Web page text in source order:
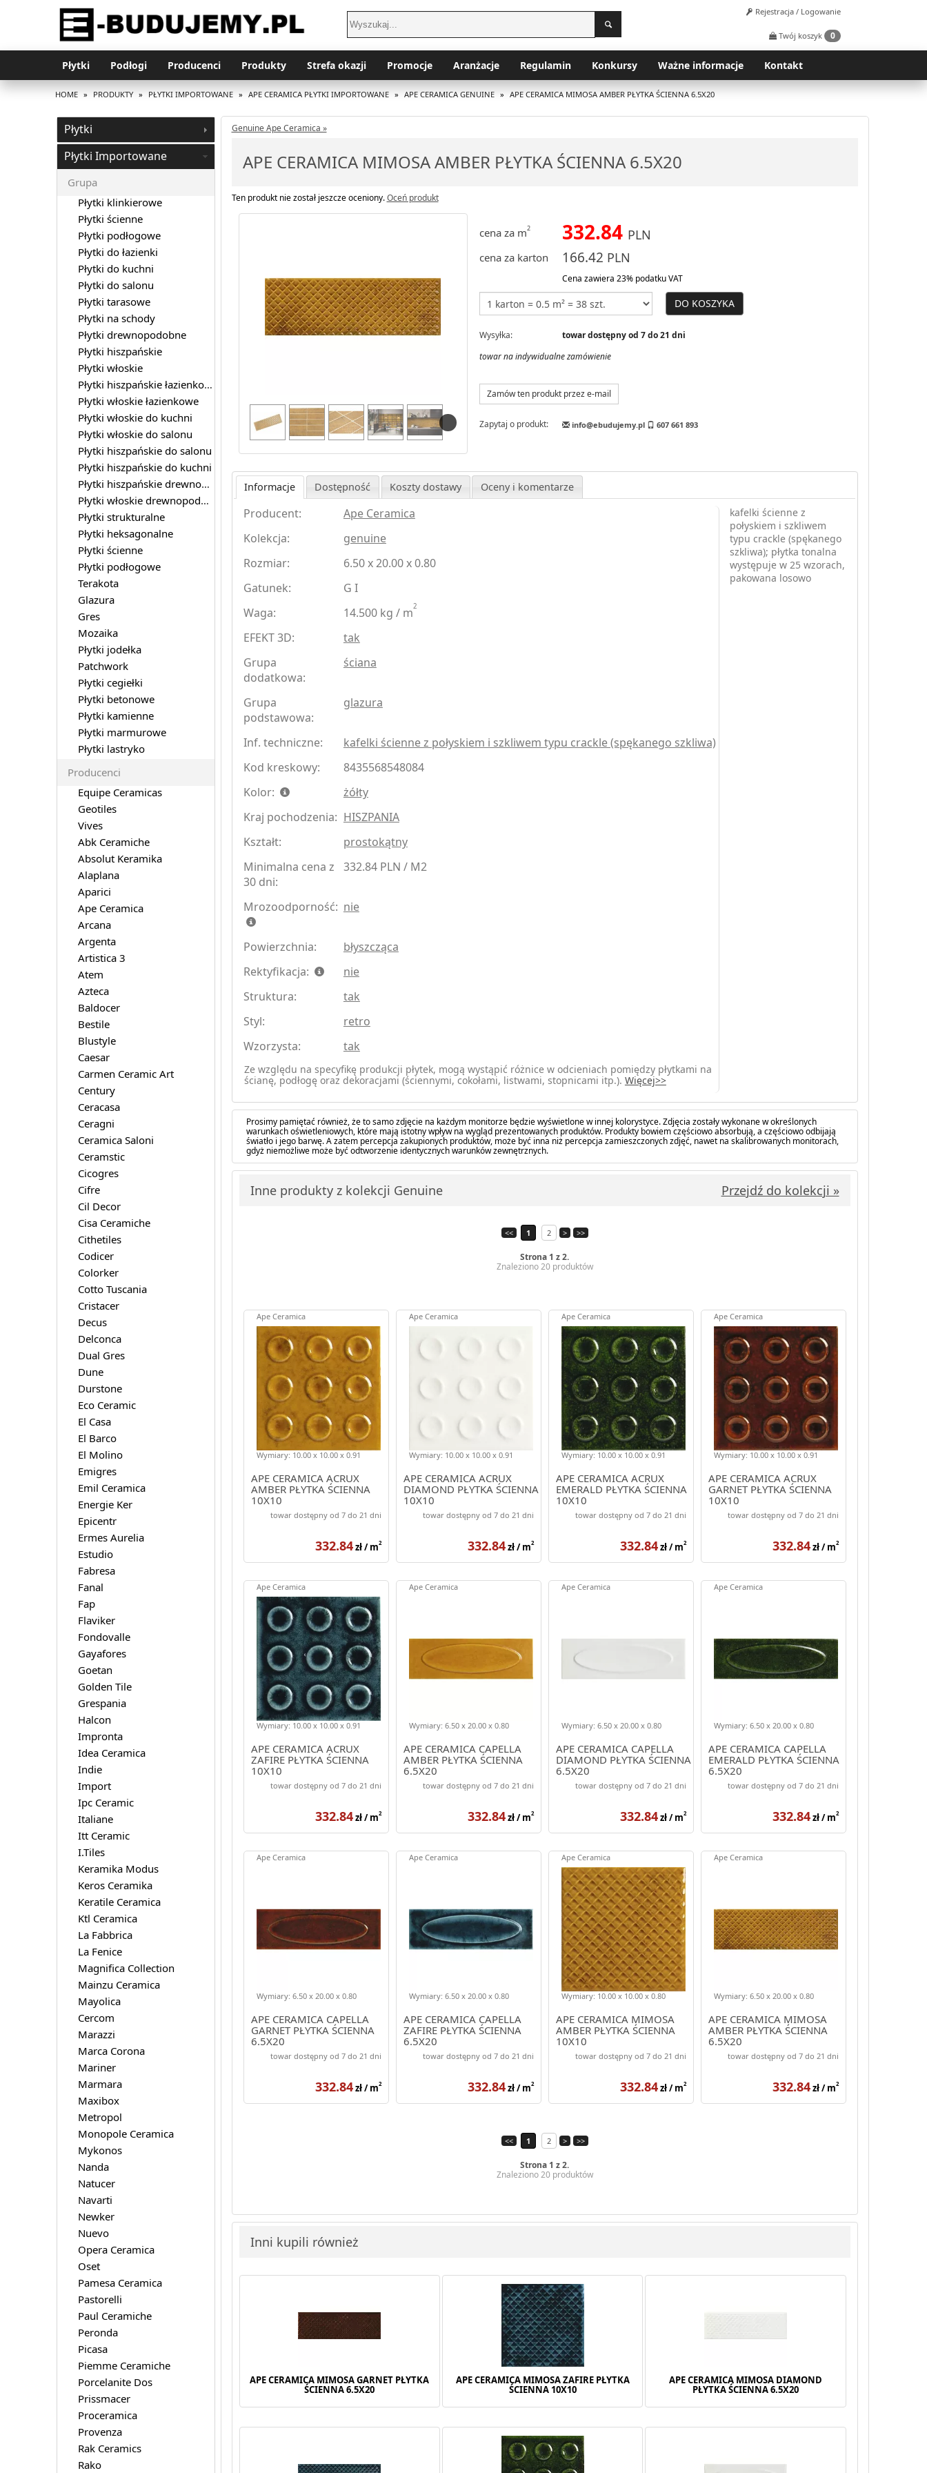
Rejestracja / Logowanie
Twój koszyk 0
Płytki Podłogi Producenci Produkty Strefa okazji Promocje Aranżacje Regulamin Konkursy Ważne informacje Kontakt
HOME » PRODUKTY » PŁYTKI IMPORTOWANE » APE CERAMICA PŁYTKI IMPORTOWANE » APE CERAMICA GENUINE » APE CERAMICA MIMOSA AMBER PŁYTKA ŚCIENNA 6.5X20
Genuine Ape Ceramica »
APE CERAMICA MIMOSA AMBER PŁYTKA ŚCIENNA 6.5X20
Ten produkt nie został jeszcze oceniony.Oceń produkt
cena za m2 332.84 PLN
cena za karton 166.42 PLN
Cena zawiera 23% podatku VAT
DO KOSZYKA
Wysyłka:
towar dostępny od 7 do 21 dni
towar na indywidualne zamówienie
Zamów ten produkt przez e-mail
Zapytaj o produkt: info@ebudujemy.pl 607 661 893
Informacje Dostępność Koszty dostawy Oceny i komentarze
Producent:
Ape Ceramica
Kolekcja:
genuine
Rozmiar:
6.50 x 20.00 x 0.80
Gatunek:
G I
Waga:
14.500 kg / m2
EFEKT 3D:
tak
Grupa
dodatkowa:
ściana
Grupa
podstawowa:
glazura
Inf. techniczne:
kafelki ścienne z połyskiem i szkliwem typu crackle (spękanego szkliwa)
Kod kreskowy:
8435568548084
Kolor:
żółty
Kraj pochodzenia: HISZPANIA
Kształt:
prostokątny
Minimalna cena z
30 dni:
332.84 PLN / M2
Mrozoodporność: nie
Powierzchnia:
błyszcząca
Rektyfikacja:
nie
Struktura:
tak
Styl:
retro
Wzorzysta:
tak
Ze względu na specyfikę produkcji płytek, mogą wystąpić różnice w odcieniach pomiędzy płytkami na
ścianę, podłogę oraz dekoracjami (ściennymi, cokołami, listwami, stopnicami itp.). Więcej>>
kafelki ścienne z
połyskiem i szkliwem
typu crackle (spękanego
szkliwa); płytka tonalna
występuje w 25 wzorach,
pakowana losowo
Prosimy pamiętać również, że to samo zdjęcie na każdym monitorze będzie wyświetlone w innej kolorystyce. Zdjęcia zostały wykonane w określonych
warunkach oświetleniowych, które mają istotny wpływ na wygląd prezentowanych produktów. Produkty bowiem częściowo absorbują, a częściowo odbijają
światło i jego barwę. A zatem percepcja zakupionych produktów, może być inna niż percepcja zamieszczonych zdjęć, nawet na skalibrowanych monitorach,
gdyż niemożliwe może być odtworzenie identycznych warunków zewnętrznych.
Inne produkty z kolekcji Genuine Przejdź do kolekcji »
<< 1 2 > >>
Strona 1 z 2.
Znaleziono 20 produktów
APE CERAMICA ACRUX
AMBER PŁYTKA ŚCIENNA
10X10
Wymiary: 10.00 x 10.00 x 0.91
Ape Ceramica
towar dostępny od 7 do 21 dni
332.84zł / m2
APE CERAMICA ACRUX
DIAMOND PŁYTKA ŚCIENNA
10X10
Wymiary: 10.00 x 10.00 x 0.91
Ape Ceramica
towar dostępny od 7 do 21 dni
332.84zł / m2
APE CERAMICA ACRUX
EMERALD PŁYTKA ŚCIENNA
10X10
Wymiary: 10.00 x 10.00 x 0.91
Ape Ceramica
towar dostępny od 7 do 21 dni
332.84zł / m2
APE CERAMICA ACRUX
GARNET PŁYTKA ŚCIENNA
10X10
Wymiary: 10.00 x 10.00 x 0.91
Ape Ceramica
towar dostępny od 7 do 21 dni
332.84zł / m2
APE CERAMICA ACRUX
ZAFIRE PŁYTKA ŚCIENNA
10X10
Wymiary: 10.00 x 10.00 x 0.91
Ape Ceramica
towar dostępny od 7 do 21 dni
332.84zł / m2
APE CERAMICA CAPELLA
AMBER PŁYTKA ŚCIENNA
6.5X20
Wymiary: 6.50 x 20.00 x 0.80
Ape Ceramica
towar dostępny od 7 do 21 dni
332.84zł / m2
APE CERAMICA CAPELLA
DIAMOND PŁYTKA ŚCIENNA
6.5X20
Wymiary: 6.50 x 20.00 x 0.80
Ape Ceramica
towar dostępny od 7 do 21 dni
332.84zł / m2
APE CERAMICA CAPELLA
EMERALD PŁYTKA ŚCIENNA
6.5X20
Wymiary: 6.50 x 20.00 x 0.80
Ape Ceramica
towar dostępny od 7 do 21 dni
332.84zł / m2
APE CERAMICA CAPELLA
GARNET PŁYTKA ŚCIENNA
6.5X20
Wymiary: 6.50 x 20.00 x 0.80
Ape Ceramica
towar dostępny od 7 do 21 dni
332.84zł / m2
APE CERAMICA CAPELLA
ZAFIRE PŁYTKA ŚCIENNA
6.5X20
Wymiary: 6.50 x 20.00 x 0.80
Ape Ceramica
towar dostępny od 7 do 21 dni
332.84zł / m2
APE CERAMICA MIMOSA
AMBER PŁYTKA ŚCIENNA
10X10
Wymiary: 10.00 x 10.00 x 0.80
Ape Ceramica
towar dostępny od 7 do 21 dni
332.84zł / m2
APE CERAMICA MIMOSA
AMBER PŁYTKA ŚCIENNA
6.5X20
Wymiary: 6.50 x 20.00 x 0.80
Ape Ceramica
towar dostępny od 7 do 21 dni
332.84zł / m2
<< 1 2 > >>
Strona 1 z 2.
Znaleziono 20 produktów
Inni kupili również
APE CERAMICA MIMOSA GARNET PŁYTKA
ŚCIENNA 6.5X20
APE CERAMICA MIMOSA ZAFIRE PŁYTKA
ŚCIENNA 10X10
APE CERAMICA MIMOSA DIAMOND
PŁYTKA ŚCIENNA 6.5X20
Płytki
Płytki Importowane
Grupa
Płytki klinkierowe
Płytki ścienne
Płytki podłogowe
Płytki do łazienki
Płytki do kuchni
Płytki do salonu
Płytki tarasowe
Płytki na schody
Płytki drewnopodobne
Płytki hiszpańskie
Płytki włoskie
Płytki hiszpańskie łazienkowe
Płytki włoskie łazienkowe
Płytki włoskie do kuchni
Płytki włoskie do salonu
Płytki hiszpańskie do salonu
Płytki hiszpańskie do kuchni
Płytki hiszpańskie drewnopodobne
Płytki włoskie drewnopodobne
Płytki strukturalne
Płytki heksagonalne
Płytki ścienne
Płytki podłogowe
Terakota
Glazura
Gres
Mozaika
Płytki jodełka
Patchwork
Płytki cegiełki
Płytki betonowe
Płytki kamienne
Płytki marmurowe
Płytki lastryko
Producenci
Equipe Ceramicas
Geotiles
Vives
Abk Ceramiche
Absolut Keramika
Alaplana
Aparici
Ape Ceramica
Arcana
Argenta
Artistica 3
Atem
Azteca
Baldocer
Bestile
Blustyle
Caesar
Carmen Ceramic Art
Century
Ceracasa
Ceragni
Ceramica Saloni
Ceramstic
Cicogres
Cifre
Cil Decor
Cisa Ceramiche
Cithetiles
Codicer
Colorker
Cotto Tuscania
Cristacer
Decus
Delconca
Dual Gres
Dune
Durstone
Eco Ceramic
El Casa
El Barco
El Molino
Emigres
Emil Ceramica
Energie Ker
Epicentr
Ermes Aurelia
Estudio
Fabresa
Fanal
Fap
Flaviker
Fondovalle
Gayafores
Goetan
Golden Tile
Grespania
Halcon
Impronta
Idea Ceramica
Indie
Import
Ipc Ceramic
Italiane
Itt Ceramic
I.Tiles
Keramika Modus
Keros Ceramika
Keratile Ceramica
Ktl Ceramica
La Fabbrica
La Fenice
Magnifica Collection
Mainzu Ceramica
Mayolica
Cercom
Marazzi
Marca Corona
Mariner
Marmara
Maxibox
Metropol
Monopole Ceramica
Mykonos
Nanda
Natucer
Navarti
Newker
Nuevo
Opera Ceramica
Oset
Pamesa Ceramica
Pastorelli
Paul Ceramiche
Peronda
Picasa
Piemme Ceramiche
Porcelanite Dos
Prissmacer
Proceramica
Provenza
Rak Ceramics
Rako